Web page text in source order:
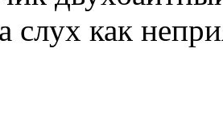
слух как